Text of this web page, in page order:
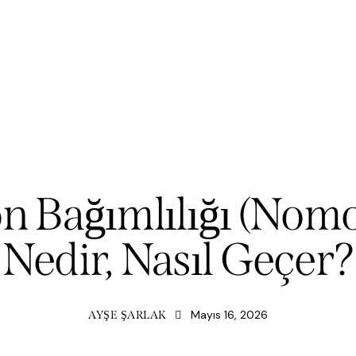
Bağımlılığı
Nedir, Nasıl Geçer?
AYŞE ŞARLAK Mayıs 16, 2026